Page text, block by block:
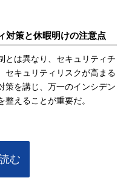
対策と休暇明けの注意点
は異なり、セキュリティチ
セキュリティリスクが高まる
策を講じ、万一のインシデン
整えることが重要だ。
む